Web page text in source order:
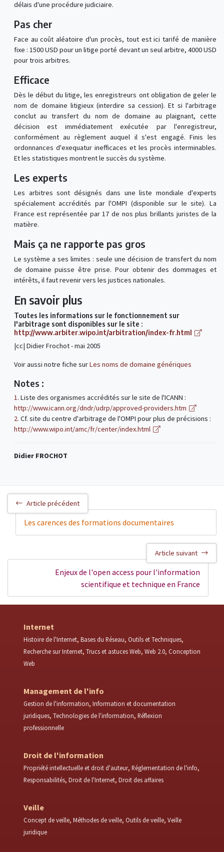
délais d'une procédure judiciaire.
Pas cher
Face au coût aléatoire d'un procès, tout est ici tarifé de manière
fixe : 1500 USD pour un litige porté devant un seul arbitre, 4000 USD
pour trois arbitres.
Efficace
Dès le début du litige, les enregistreurs ont obligation de geler le
nom de domaine litigieux (interdire sa cession). Et si l'arbitrage
conclut au transfert du nom de domaine au plaignant, cette
décision est immédiatement exécutée par l'enregistreur,
conformément au règlement auquel il s'est engagé. Finis les
ordonnances d'exequatur inefficaces et les procès interminables.
Et les statistiques montrent le succès du système.
Les experts
Les arbitres sont désignés dans une liste mondiale d'experts
spécialement accrédités par l'OMPI (disponible sur le site). La
France est représentée par 17 de nos plus brillants juristes de la
matière.
Mais ça ne rapporte pas gros
Le système a ses limites : seule une décision de transfert du nom
de domaine puisse être prise. Pour obtenir des dommages et
intérêts, il faut revenir vers les justices nationales.
En savoir plus
Toutes les informations sur le fonctionnement sur
l'arbitrage sont disponibles sur le site :
http://www.arbiter.wipo.int/arbitration/index-fr.html
|cc| Didier Frochot - mai 2005
Voir aussi notre fiche surLes noms de domaine génériques
Notes :
1. Liste des organismes accrédités sur le site de l'ICANN :
http://www.icann.org/dndr/udrp/approved-providers.htm
2. Cf. site du centre d'arbitrage de l'OMPI pour plus de précisions :
http://www.wipo.int/amc/fr/center/index.html
Didier FROCHOT
Article précédent
Les carences des formations documentaires
Article suivant
Enjeux de l'open access pour l'information
scientifique et technique en France
Internet
Histoire de l'Internet Bases du Réseau Outils et Techniques
Recherche sur Internet Trucs et astuces Web Web 2.0 Conception
Web
Management de l'info
Gestion de l'information Information et documentation
juridiques Technologies de l'information Réflexion
professionnelle
Droit de l'information
Propriété intellectuelle et droit d'auteur Réglementation de l'info
Responsabilités Droit de l'Internet Droit des affaires
Veille
Concept de veille Méthodes de veille Outils de veille Veille
juridique